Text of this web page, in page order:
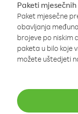
Paketi
Paket mjesečne
obavljanja
brojeve po niskim
paketa u bilo koje
možete uštedjeti